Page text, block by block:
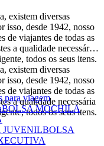
existem diversas
isso, desde 1942, nosso
de viajantes de todas as
a qualidade necessária
todos os seus itens.
existem diversas
isso, desde 1942, nosso
de viajantes de todas as
a qualidade necessária
todos os seus itens.
para viagem
BOLSA MOCHILA
JUVENILBOLSA